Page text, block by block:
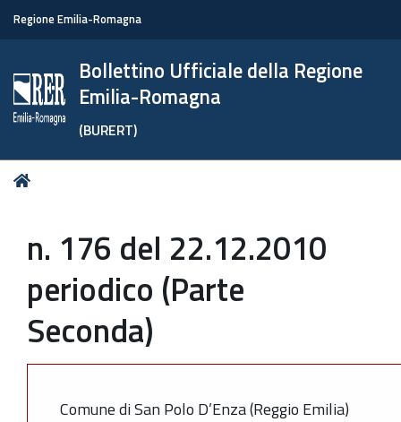
Regione Emilia-Romagna
Bollettino Ufficiale della Regione
Emilia-Romagna
(BURERT)
Tu
n. 176 del 22.12.2010
periodico (Parte
Seconda)
Comune di San Polo D’Enza (Reggio Emilia)